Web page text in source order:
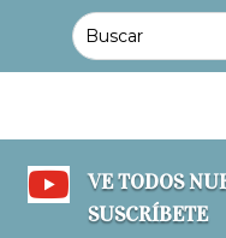

VE TODOS
SUSCRÍBETE